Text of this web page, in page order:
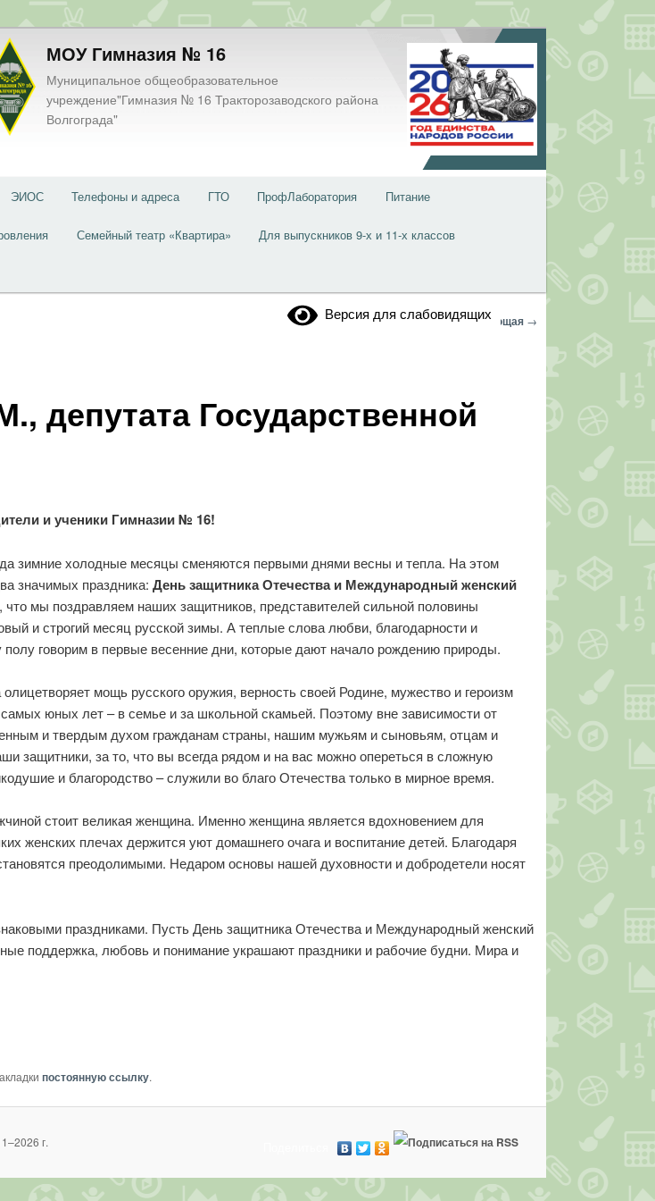
МОУ Гимназия № 16
Муниципальное общеобразовательное
учреждение"Гимназия № 16 Тракторозаводского района
Волгограда"
ЭИОС Телефоны и адреса ГТО ПрофЛаборатория Питание
Семейный театр «Квартира» Для выпускников 9-х и 11-х классов
Версия для слабовидящих
Навигация
← Предыдущая Следующая →
депутата Государственной
и ученики Гимназии № 16!
зимние холодные месяцы сменяются первыми днями весны и тепла. На этом
значимых праздника: День защитника Отечества и Международный женский
что мы поздравляем наших защитников, представителей сильной половины
и строгий месяц русской зимы. А теплые слова любви, благодарности и
полу говорим в первые весенние дни, которые дают начало рождению природы.
мощь русского оружия, верность своей Родине, мужество и героизм
юных лет – в семье и за школьной скамьей. Поэтому вне зависимости от
и твердым духом гражданам страны, нашим мужьям и сыновьям, отцам и
защитники, за то, что вы всегда рядом и на вас можно опереться в сложную
и благородство – служили во благо Отечества только в мирное время.
стоит великая женщина. Именно женщина является вдохновением для
женских плечах держится уют домашнего очага и воспитание детей. Благодаря
преодолимыми. Недаром основы нашей духовности и добродетели носят
праздниками. Пусть День защитника Отечества и Международный женский
поддержка, любовь и понимание украшают праздники и рабочие будни. Мира и
постоянную ссылку.
г.